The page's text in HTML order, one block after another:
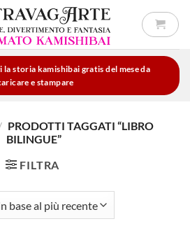
storia kamishibai gratis del mese da
e stampare
PRODOTTI TAGGATI “LIBRO
BILINGUE”
FILTRA